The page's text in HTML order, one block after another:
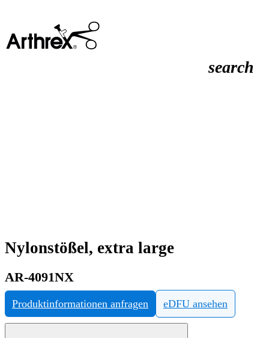
search
Nylonstößel, extra large
AR-4091NX
Produktinformationen anfragen eDFU ansehen